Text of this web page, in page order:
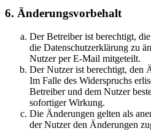
6. Änderungsvorbehalt
Der Betreiber ist berechtigt,
die Datenschutzerklärung zu
Nutzer per E-Mail mitgeteilt.
Der Nutzer ist berechtigt, den
Im Falle des Widerspruchs
Betreiber und dem Nutzer
sofortiger Wirkung.
Die Änderungen gelten als
der Nutzer den Änderungen